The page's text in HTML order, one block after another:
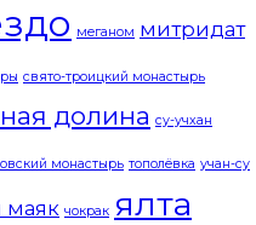
меганом митридат
свято-троицкий монастырь
долина су-учхан
монастырь тополёвка учан-су
маяк чокрак ялта